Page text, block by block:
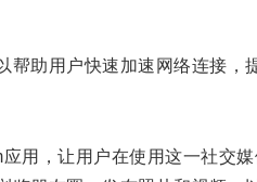
助用户快速加速网络连接，提
，让用户在使用这一社交媒